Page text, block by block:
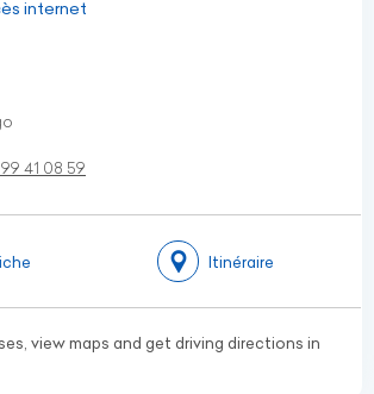
internet
99 41 08 59
Itinéraire
view maps and get driving directions in